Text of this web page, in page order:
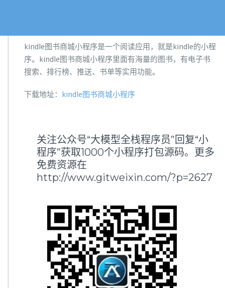
kindle图书商城小程序是一个阅读应用，就是kindle的小程
序。kindle图书商城小程序里面有海量的图书，有电子书
搜索、排行榜、推送、书单等实用功能。
下载地址： kindle图书商城小程序
关注公众号“大模型全栈程序员”回复“小
程序”获取1000个小程序打包源码。更多
免费资源在
http://www.gitweixin.com/?p=2627